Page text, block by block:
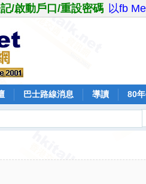
/啟動戶口/重設密碼 以fb
巴士路線消息 導讀 80